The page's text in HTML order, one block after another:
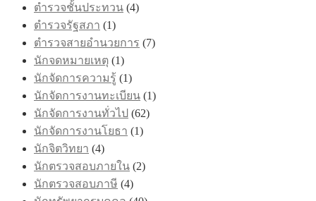
ตำรวจชั้นประทวน (4)
ตำรวจรัฐสภา (1)
ตำรวจสายอำนวยการ (7)
นักจดหมายเหตุ (1)
นักจัดการความรู้ (1)
นักจัดการงานทะเบียน (1)
นักจัดการงานทั่วไป (62)
นักจัดการงานโยธา (1)
นักจิตวิทยา (4)
นักตรวจสอบภายใน (2)
นักตรวจสอบภาษี (4)